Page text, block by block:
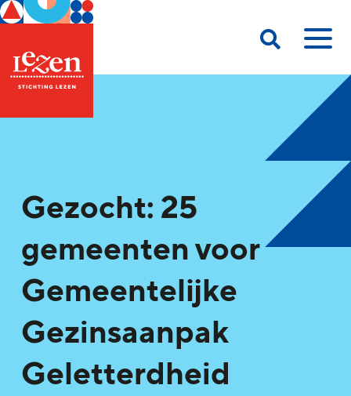
Gezocht: 25
gemeenten voor
Gemeentelijke
Gezinsaanpak
Geletterdheid